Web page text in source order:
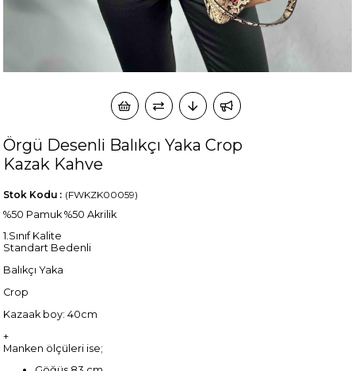
Örgü Desenli Balıkçı Yaka Crop
Kazak Kahve
(FWKZK00059)
Stok Kodu
%50 Pamuk %50 Akrilik
1.Sınıf Kalite
Standart Bedenli
Balıkçı Yaka
Crop
Kazaak boy: 40cm
+
Manken ölçüleri ise;